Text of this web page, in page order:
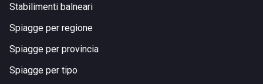
Stabilimenti balneari
Spiagge per regione
Spiagge per provincia
Spiagge per tipo